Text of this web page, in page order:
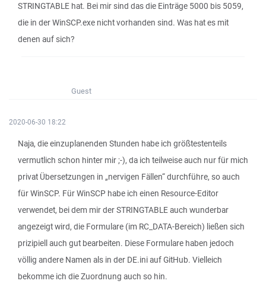
STRINGTABLE hat. Bei mir sind das die Einträge 5000 bis 5059,
die in der WinSCP.exe nicht vorhanden sind. Was hat es mit
denen auf sich?
Guest
2020-06-30 18:22
Naja, die einzuplanenden Stunden habe ich größtestenteils
vermutlich schon hinter mir ;-), da ich teilweise auch nur für mich
privat Übersetzungen in „nervigen Fällen“ durchführe, so auch
für WinSCP. Für WinSCP habe ich einen Resource-Editor
verwendet, bei dem mir der STRINGTABLE auch wunderbar
angezeigt wird, die Formulare (im RC_DATA-Bereich) ließen sich
prizipiell auch gut bearbeiten. Diese Formulare haben jedoch
völlig andere Namen als in der DE.ini auf GitHub. Vielleich
bekomme ich die Zuordnung auch so hin.